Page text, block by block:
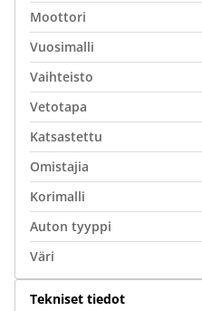
Moottori
Vuosimalli
Vaihteisto
Vetotapa
Katsastettu
Omistajia
Korimalli
Auton tyyppi
Väri
Tekniset tiedot